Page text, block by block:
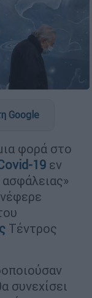
Google
φορά στο
19 εν
Τέντρος
συνεχίσει